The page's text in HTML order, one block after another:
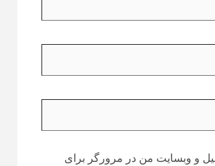
و وبسایت من در مرورگر برای